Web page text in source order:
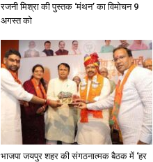
रजनी मिश्रा की पुस्तक ‘मंथन’ का विमोचन 9
अगस्त को
भाजपा जयपुर शहर की संगठनात्मक बैठक में ‘हर